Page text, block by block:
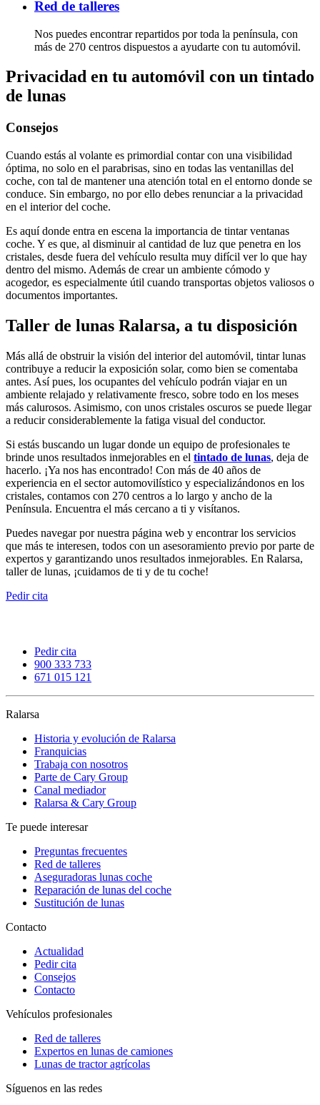
Red de talleres
Nos puedes encontrar repartidos por toda la península, con
más de 270 centros dispuestos a ayudarte con tu automóvil.
Privacidad en tu automóvil con un tintado
de lunas
Consejos
Cuando estás al volante es primordial contar con una visibilidad
óptima, no solo en el parabrisas, sino en todas las ventanillas del
coche, con tal de mantener una atención total en el entorno donde se
conduce. Sin embargo, no por ello debes renunciar a la privacidad
en el interior del coche.
Es aquí donde entra en escena la importancia de tintar ventanas
coche. Y es que, al disminuir al cantidad de luz que penetra en los
cristales, desde fuera del vehículo resulta muy difícil ver lo que hay
dentro del mismo. Además de crear un ambiente cómodo y
acogedor, es especialmente útil cuando transportas objetos valiosos o
documentos importantes.
Taller de lunas Ralarsa, a tu disposición
Más allá de obstruir la visión del interior del automóvil, tintar lunas
contribuye a reducir la exposición solar, como bien se comentaba
antes. Así pues, los ocupantes del vehículo podrán viajar en un
ambiente relajado y relativamente fresco, sobre todo en los meses
más calurosos. Asimismo, con unos cristales oscuros se puede llegar
a reducir considerablemente la fatiga visual del conductor.
Si estás buscando un lugar donde un equipo de profesionales te
brinde unos resultados inmejorables en el tintado de lunas, deja de
hacerlo. ¡Ya nos has encontrado! Con más de 40 años de
experiencia en el sector automovilístico y especializándonos en los
cristales, contamos con 270 centros a lo largo y ancho de la
Península. Encuentra el más cercano a ti y visítanos.
Puedes navegar por nuestra página web y encontrar los servicios
que más te interesen, todos con un asesoramiento previo por parte de
expertos y garantizando unos resultados inmejorables. En Ralarsa,
taller de lunas, ¡cuidamos de ti y de tu coche!
Pedir cita
Pedir cita
900 333 733
671 015 121
Ralarsa
Historia y evolución de Ralarsa
Franquicias
Trabaja con nosotros
Parte de Cary Group
Canal mediador
Ralarsa & Cary Group
Te puede interesar
Preguntas frecuentes
Red de talleres
Aseguradoras lunas coche
Reparación de lunas del coche
Sustitución de lunas
Contacto
Actualidad
Pedir cita
Consejos
Contacto
Vehículos profesionales
Red de talleres
Expertos en lunas de camiones
Lunas de tractor agrícolas
Síguenos en las redes